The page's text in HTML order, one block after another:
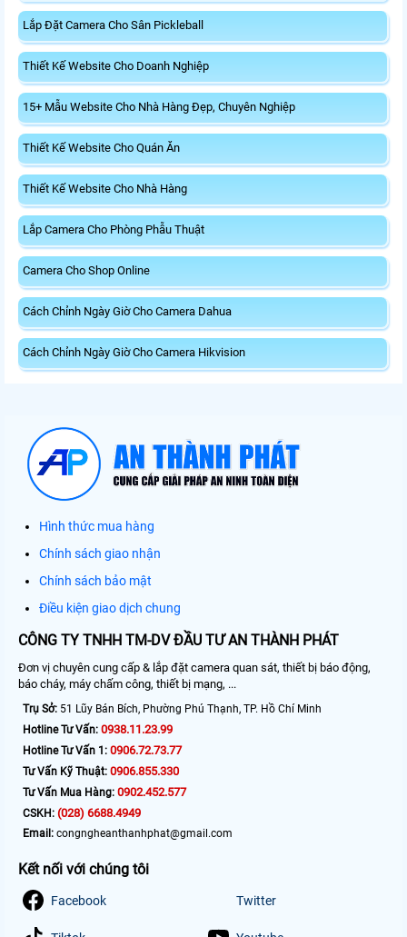
Lắp Đặt Camera Cho Sân Pickleball
Thiết Kế Website Cho Doanh Nghiệp
15+ Mẫu Website Cho Nhà Hàng Đẹp, Chuyên Nghiệp
Thiết Kế Website Cho Quán Ăn
Thiết Kế Website Cho Nhà Hàng
Lắp Camera Cho Phòng Phẫu Thuật
Camera Cho Shop Online
Cách Chỉnh Ngày Giờ Cho Camera Dahua
Cách Chỉnh Ngày Giờ Cho Camera Hikvision
Hình thức mua hàng
Chính sách giao nhận
Chính sách bảo mật
Điều kiện giao dịch chung
CÔNG TY TNHH TM-DV ĐẦU TƯ AN THÀNH PHÁT
Đơn vị chuyên cung cấp & lắp đặt camera quan sát, thiết bị báo động,
báo cháy, máy chấm công, thiết bị mạng, ...
Trụ Sở: 51 Lũy Bán Bích, Phường Phú Thạnh, TP. Hồ Chí Minh
Hotline Tư Vấn: 0938.11.23.99
Hotline Tư Vấn 1: 0906.72.73.77
Tư Vấn Kỹ Thuật: 0906.855.330
Tư Vấn Mua Hàng: 0902.452.577
CSKH: (028) 6688.4949
Email: congngheanthanhphat@gmail.com
Kết nối với chúng tôi
Facebook Twitter